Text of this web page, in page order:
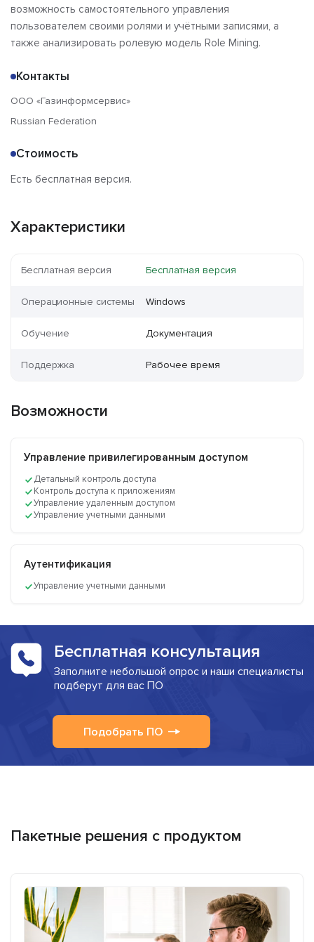
возможность самостоятельного управления
пользователем своими ролями и учётными записями, а
также анализировать ролевую модель Role Mining.
Контакты
ООО «Газинформсервис»
Russian Federation
Стоимость
Есть бесплатная версия.
Характеристики
Бесплатная версия Бесплатная версия
Операционные системы Windows
Обучение Документация
Поддержка Рабочее время
Возможности
Управление привилегированным доступом
Детальный контроль доступа
Контроль доступа к приложениям
Управление удаленным доступом
Управление учетными данными
Аутентификация
Управление учетными данными
Бесплатная консультация
Заполните небольшой опрос и наши специалисты
подберут для вас ПО
Подобрать ПО
Пакетные решения с продуктом